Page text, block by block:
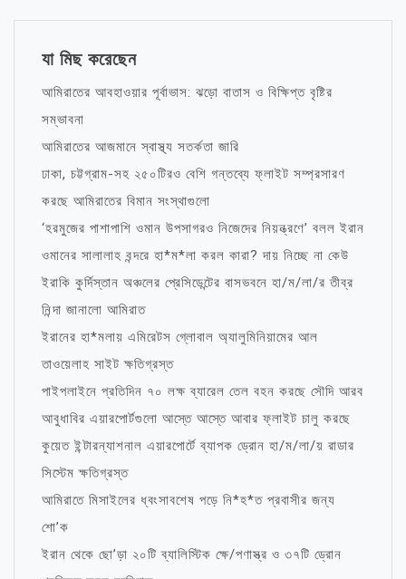
যা মিছ করেছেন
আমিরাতের আবহাওয়ার পূর্বাভাস: ঝড়ো বাতাস ও বিক্ষিপ্ত বৃষ্টির
সম্ভাবনা
আমিরাতের আজমানে স্বাস্থ্য সতর্কতা জারি
ঢাকা, চট্টগ্রাম-সহ ২৫০টিরও বেশি গন্তব্যে ফ্লাইট সম্প্রসারণ
করছে আমিরাতের বিমান সংস্থাগুলো
‘হরমুজের পাশাপাশি ওমান উপসাগরও নিজেদের নিয়ন্ত্রণে’ বলল ইরান
ওমানের সালালাহ বন্দরে হা*ম*লা করল কারা? দায় নিচ্ছে না কেউ
ইরাকি কুর্দিস্তান অঞ্চলের প্রেসিডেন্টের বাসভবনে হা/ম/লা/র তীব্র
নিন্দা জানালো আমিরাত
ইরানের হা*মলায় এমিরেটস গ্লোবাল অ্যালুমিনিয়ামের আল
তাওয়েলাহ সাইট ক্ষতিগ্রস্ত
পাইপলাইনে প্রতিদিন ৭০ লক্ষ ব্যারেল তেল বহন করছে সৌদি আরব
আবুধাবির এয়ারপোর্টগুলো আস্তে আস্তে আবার ফ্লাইট চালু করছে
কুয়েত ইন্টারন্যাশনাল এয়ারপোর্টে ব্যাপক ড্রোন হা/ম/লা/য় রাডার
সিস্টেম ক্ষতিগ্রস্ত
আমিরাতে মিসাইলের ধ্বংসাবশেষ পড়ে নি*হ*ত প্রবাসীর জন্য
শো’ক
ইরান থেকে ছো’ড়া ২০টি ব্যালিস্টিক ক্ষে/পণাস্ত্র ও ৩৭টি ড্রোন